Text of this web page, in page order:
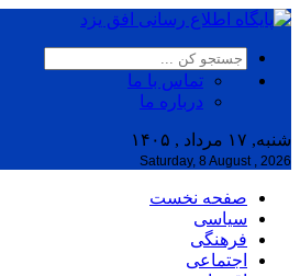
تماس با ما
درباره ما
شنبه, ۱۷ مرداد , ۱۴۰۵
Saturday, 8 August , 2026
صفحه نخست
سیاسی
فرهنگی
اجتماعی